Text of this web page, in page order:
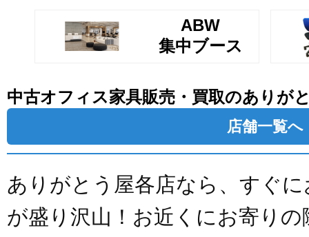
ABW
集中ブース
中古オフィス家具販売・買取のありが
店舗一覧へ
ありがとう屋各店なら、すぐ
が盛り沢山！お近くにお寄り